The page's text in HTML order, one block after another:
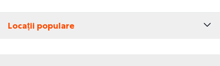
Locații populare